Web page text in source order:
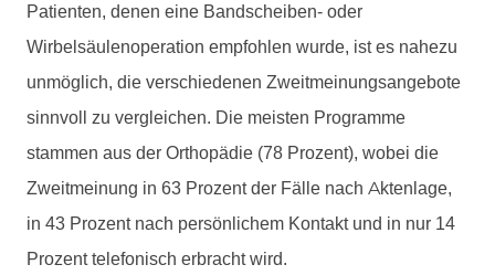
Patienten, denen eine Bandscheiben- oder
Wirbelsäulenoperation empfohlen wurde, ist es nahezu
unmöglich, die verschiedenen Zweitmeinungsangebote
sinnvoll zu vergleichen. Die meisten Programme
stammen aus der Orthopädie (78 Prozent), wobei die
Zweitmeinung in 63 Prozent der Fälle nach Aktenlage,
in 43 Prozent nach persönlichem Kontakt und in nur 14
Prozent telefonisch erbracht wird.